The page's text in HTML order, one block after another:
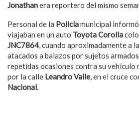
Jonathanera reportero del mismo
Personal de la Policíamunicipal
viajaban en un auto Toyota Corolla
JNC7864, cuando aproximadamente a
atacados a balazos por sujetos
repetidas ocasiones contra su vehículo
por la calle Leandro Valle, en el cruce
Nacional.